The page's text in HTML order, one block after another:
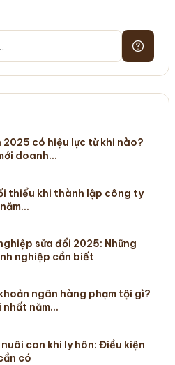
có hiệu lực từ khi nào?
doanh…
thiểu khi thành lập công ty
sửa đổi 2025: Những
nghiệp cần biết
ngân hàng phạm tội gì?
nhất năm…
con khi ly hôn: Điều kiện
có